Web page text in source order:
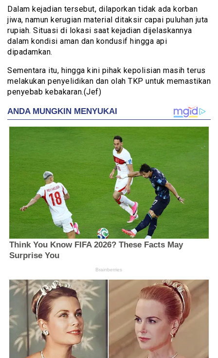
Dalam kejadian tersebut, dilaporkan tidak ada korban
jiwa, namun kerugian material ditaksir capai puluhan juta
rupiah. Situasi di lokasi saat kejadian dijelaskannya
dalam kondisi aman dan kondusif hingga api
dipadamkan.
Sementara itu, hingga kini pihak kepolisian masih terus
melakukan penyelidikan dan olah TKP untuk memastikan
penyebab kebakaran.(Jef)